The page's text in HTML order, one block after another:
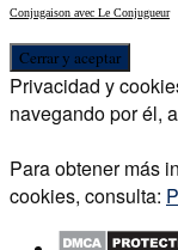
Conjugaison avec Le Conjugueur
Privacidad y
navegando por él,
Para obtener más
cookies, consulta: